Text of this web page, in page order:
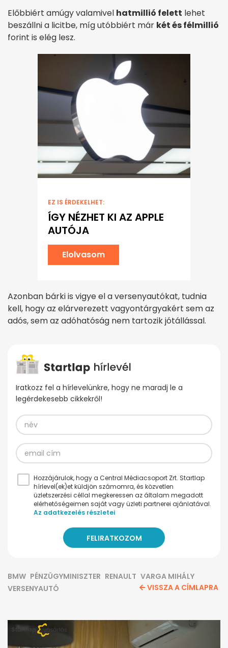
Előbbiért amúgy valamivel hatmillió felett lehet
beszállni a licitbe, míg utóbbiért már két és félmillió
forint is elég lesz.
EZ IS ÉRDEKELHET:
ÍGY NÉZHET KI AZ APPLE
AUTÓJA
Elolvasom
Azonban bárki is vigye el a versenyautókat, tudnia
kell, hogy az elárverezett vagyontárgyakért sem az
adós, sem az adóhatóság nem tartozik jótállással.
Iratkozz fel a hírlevelünkre, hogy ne maradj le a
legérdekesebb cikkekről!
Hozzájárulok, hogy a Central Médiacsoport Zrt. Startlap
hírlevel(ek)et küldjön számomra, és közvetlen
üzletszerzési céllal megkeressen az általam megadott
elérhetőségeimen saját vagy üzleti partnerei ajánlatával.
Az adatkezelés részletei
BMW PÉNZÜGYMINISZTER RENAULT VARGA MIHÁLY
VERSENYAUTÓ
VISSZA A CÍMLAPRA